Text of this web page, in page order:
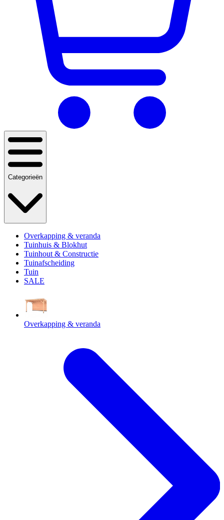
Categorieën
Overkapping & veranda
Tuinhuis & Blokhut
Tuinhout & Constructie
Tuinafscheiding
Tuin
SALE
Overkapping & veranda